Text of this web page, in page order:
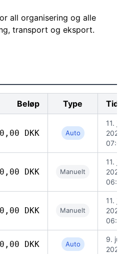
all organisering og alle
transport og eksport.
Beløp Type
DKK Auto
11.
2026,
07:04
DKK Manuelt
11.
2026,
DKK Manuelt
11.
2026,
DKK Auto
9. juni